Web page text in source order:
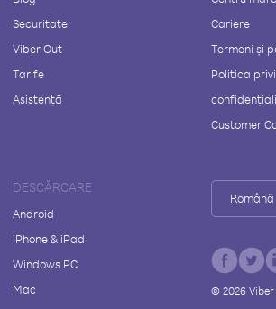
Securitate
Viber Out
Tarife
Asistență
Cariere
Termeni și
Politica
Customer
DESCĂRCARE
Android
iPhone & iPad
Windows PC
Mac
Română
© 2026Viber